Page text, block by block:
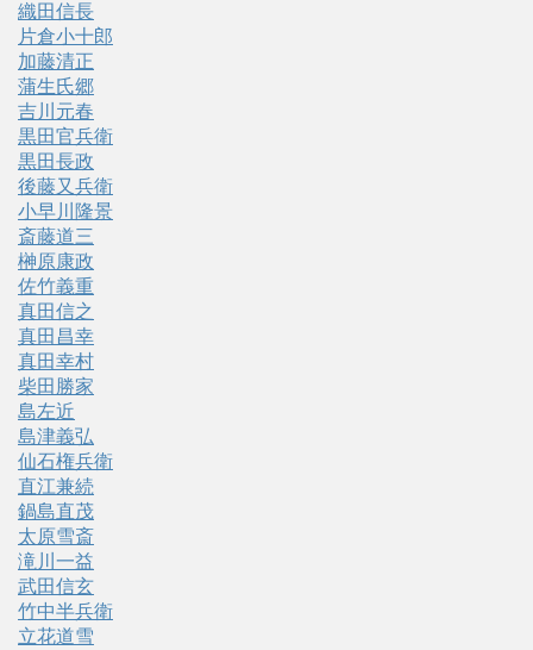
織田信長
片倉小十郎
加藤清正
蒲生氏郷
吉川元春
黒田官兵衛
黒田長政
後藤又兵衛
小早川隆景
斎藤道三
榊原康政
佐竹義重
真田信之
真田昌幸
真田幸村
柴田勝家
島左近
島津義弘
仙石権兵衛
直江兼続
鍋島直茂
太原雪斎
滝川一益
武田信玄
竹中半兵衛
立花道雪